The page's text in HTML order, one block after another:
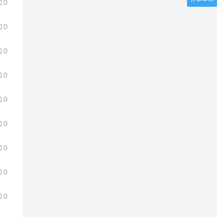
0
0
0
0
0
0
0
0
0